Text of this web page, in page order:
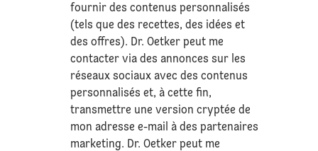
fournir des contenus personnalisés
(tels que des recettes, des idées et
des offres). Dr. Oetker peut me
contacter via des annonces sur les
réseaux sociaux avec des contenus
personnalisés et, à cette fin,
transmettre une version cryptée de
mon adresse e-mail à des partenaires
marketing. Dr. Oetker peut me